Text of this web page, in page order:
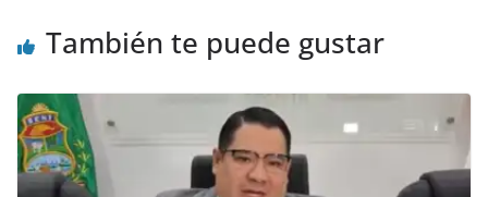
También te puede gustar